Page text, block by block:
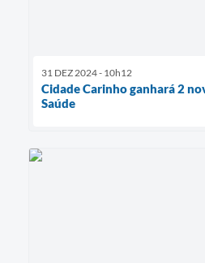
31 DEZ 2024 - 10h12
Cidade Carinho ganhará 2
Saúde